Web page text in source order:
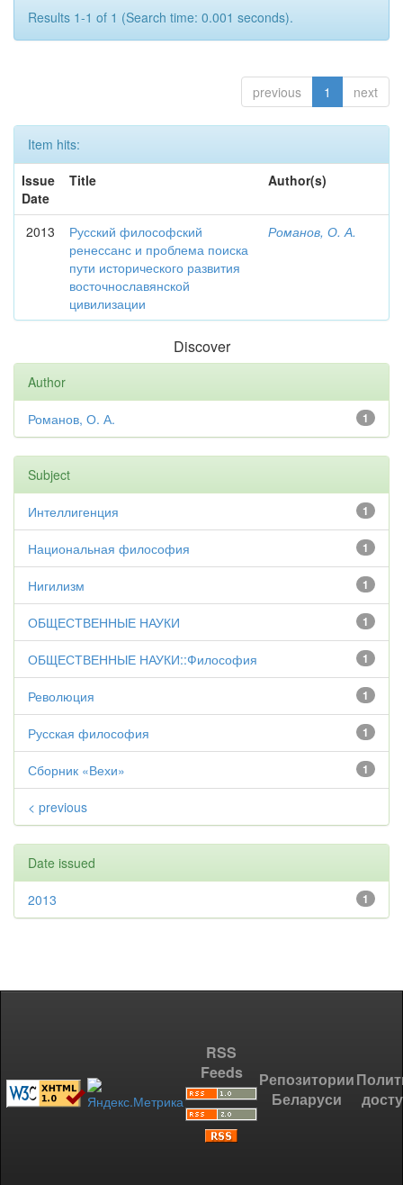
Results 1-1 of 1 (Search time: 0.001 seconds).
previous 1 next
Item hits:
Issue
Date
Title Author(s)
2013
Русский философский
ренессанс и проблема поиска
пути исторического развития
восточнославянской
цивилизации
Романов, О. А.
Discover
Author
1
Романов, О. А.
Subject
1
Интеллигенция
1
Национальная философия
1
Нигилизм
1
ОБЩЕСТВЕННЫЕ НАУКИ
1
ОБЩЕСТВЕННЫЕ НАУКИ::Философия
1
Революция
1
Русская философия
1
Сборник «Вехи»
< previous
Date issued
1
2013
RSS
Feeds
Репозитории
Беларуси